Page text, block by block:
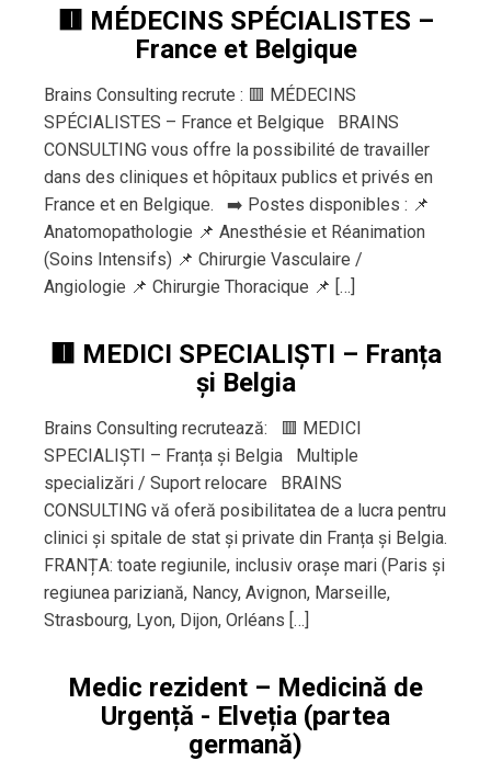
🟥 MÉDECINS SPÉCIALISTES –
France et Belgique
Brains Consulting recrute : 🟥 MÉDECINS
SPÉCIALISTES – France et Belgique BRAINS
CONSULTING vous offre la possibilité de travailler
dans des cliniques et hôpitaux publics et privés en
France et en Belgique. ➡️ Postes disponibles : 📌
Anatomopathologie 📌 Anesthésie et Réanimation
(Soins Intensifs) 📌 Chirurgie Vasculaire /
Angiologie 📌 Chirurgie Thoracique 📌 […]
🟥 MEDICI SPECIALIȘTI – Franța
și Belgia
Brains Consulting recrutează: 🟥 MEDICI
SPECIALIȘTI – Franța și Belgia Multiple
specializări / Suport relocare BRAINS
CONSULTING vă oferă posibilitatea de a lucra pentru
clinici și spitale de stat și private din Franța și Belgia.
FRANȚA: toate regiunile, inclusiv orașe mari (Paris și
regiunea pariziană, Nancy, Avignon, Marseille,
Strasbourg, Lyon, Dijon, Orléans […]
Medic rezident – Medicină de
Urgență - Elveția (partea
germană)